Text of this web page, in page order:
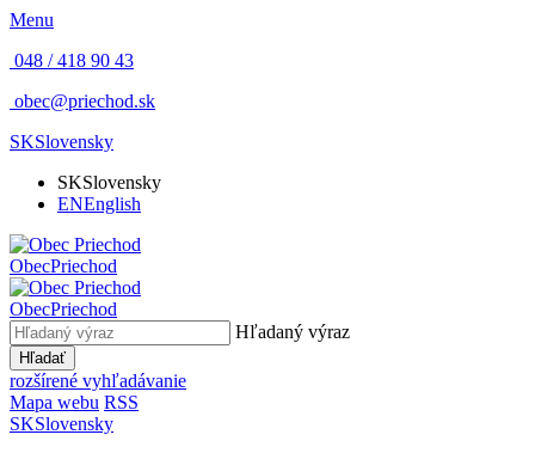
Menu
048 / 418 90 43
obec@priechod.sk
SKSlovensky
SKSlovensky
ENEnglish
ObecPriechod
ObecPriechod
Hľadaný výraz
Hľadať
rozšírené vyhľadávanie
Mapa webu RSS
SKSlovensky